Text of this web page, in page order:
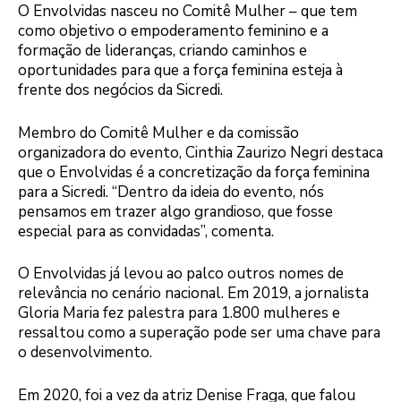
O Envolvidas nasceu no Comitê Mulher – que tem
como objetivo o empoderamento feminino e a
formação de lideranças, criando caminhos e
oportunidades para que a força feminina esteja à
frente dos negócios da Sicredi.
Membro do Comitê Mulher e da comissão
organizadora do evento, Cinthia Zaurizo Negri destaca
que o Envolvidas é a concretização da força feminina
para a Sicredi. “Dentro da ideia do evento, nós
pensamos em trazer algo grandioso, que fosse
especial para as convidadas”, comenta.
O Envolvidas já levou ao palco outros nomes de
relevância no cenário nacional. Em 2019, a jornalista
Gloria Maria fez palestra para 1.800 mulheres e
ressaltou como a superação pode ser uma chave para
o desenvolvimento.
Em 2020, foi a vez da atriz Denise Fraga, que falou